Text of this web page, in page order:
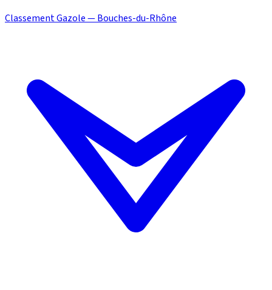
Classement Gazole — Bouches-du-Rhône